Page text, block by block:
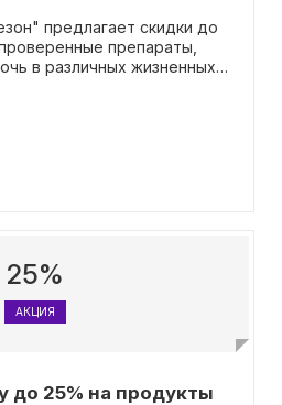
предлагает скидки до
препараты,
в различных жизненных
25%
АКЦИЯ
до 25% на продукты